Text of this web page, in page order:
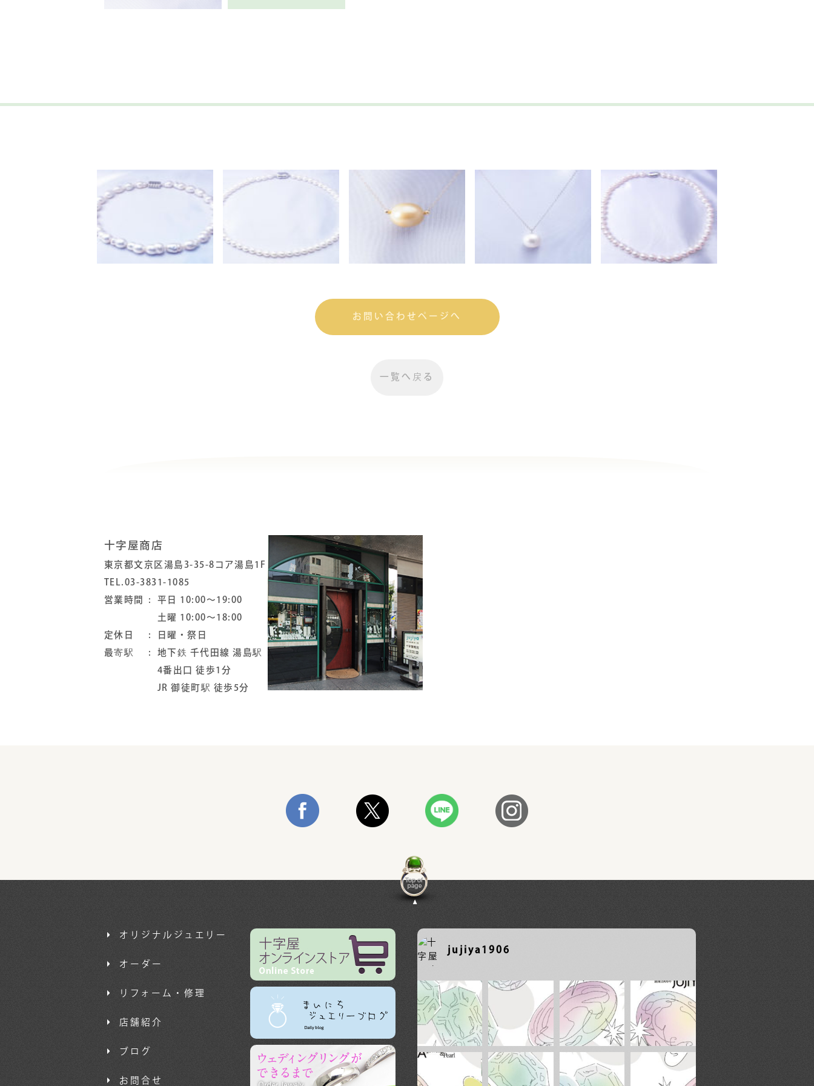
お問い合わせページへ
一覧へ戻る
十字屋商店
東京都文京区湯島3-35-8コア湯島1F
TEL.03-3831-1085
営業時間
平日 10:00～19:00
土曜 10:00～18:00
定休日
日曜・祭日
最寄駅
地下鉄 千代田線 湯島駅
4番出口 徒歩1分
JR 御徒町駅 徒歩5分
オリジナルジュエリー
オーダー
リフォーム・修理
店舗紹介
ブログ
お問合せ
jujiya1906